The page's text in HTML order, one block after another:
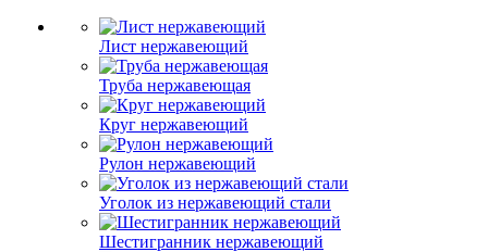
Лист нержавеющий
Труба нержавеющая
Круг нержавеющий
Рулон нержавеющий
Уголок из нержавеющий стали
Шестигранник нержавеющий